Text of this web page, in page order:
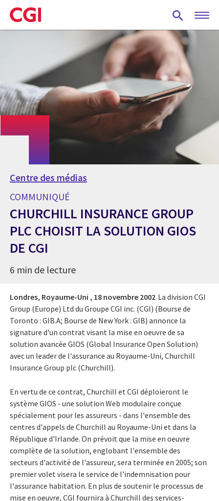
Skip
to
main
Centre des médias
COMMUNIQUÉ
CHURCHILL INSURANCE GROUP
PLC CHOISIT LA SOLUTION GIOS
DE CGI
6 min de lecture
Londres, Royaume-Uni , 18 novembre 2002 La division CGI
Group (Europe) Ltd du Groupe CGI inc. (CGI) (Bourse de
Toronto : GIB.A; Bourse de New York : GIB) annonce la
signature d'un contrat visant la mise en oeuvre de sa
solution avancée GIOS (Global Insurance Open Solution)
avec un leader de l'assurance au Royaume-Uni, Churchill
Insurance Group plc (Churchill).
En vertu de ce contrat, Churchill et CGI déploieront le
système GIOS - une solution Web modulaire conçue
spécialement pour les assureurs - dans l'ensemble des
centres d'appels de Churchill au Royaume-Uni et dans la
République d'Irlande. On prévoit que la mise en oeuvre
complète de la solution, englobant l'ensemble des
secteurs d'activité de l'assureur, sera terminée en 2005; son
premier volet visera le service de l'indemnisation pour
l'assurance habitation. En plus de soutenir le processus de
mise en oeuvre, CGI fournira à Churchill des services-